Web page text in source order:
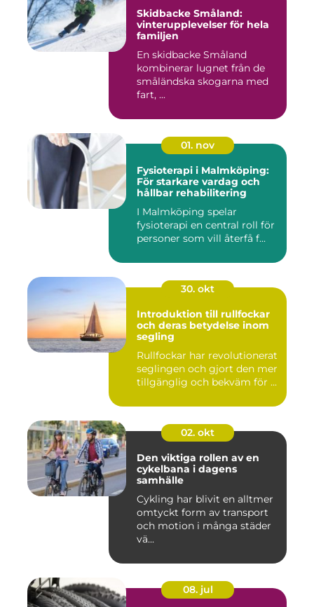
Skidbacke Småland:
vinterupplevelser för hela
familjen
En skidbacke Småland
kombinerar lugnet från de
småländska skogarna med
fart, ...
01. nov
Fysioterapi i Malmköping:
För starkare vardag och
hållbar rehabilitering
I Malmköping spelar
fysioterapi en central roll för
personer som vill återfå f...
30. okt
Introduktion till rullfockar
och deras betydelse inom
segling
Rullfockar har revolutionerat
seglingen och gjort den mer
tillgänglig och bekväm för ...
02. okt
Den viktiga rollen av en
cykelbana i dagens
samhälle
Cykling har blivit en alltmer
omtyckt form av transport
och motion i många städer
vä...
08. jul